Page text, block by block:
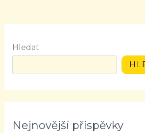
Hledat
Nejnovější příspěvky